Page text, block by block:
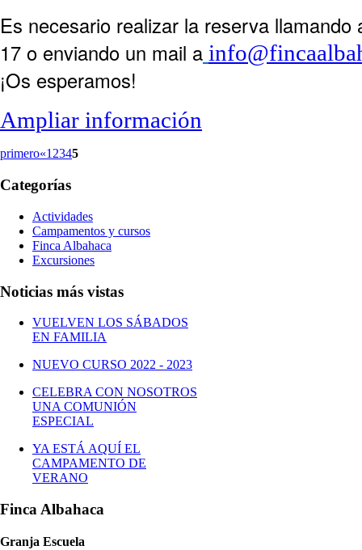
Es necesario realizar la reserva
17 o enviando un mail a
¡Os esperamos!
Ampliar información
primero«12345
Categorías
Actividades
Campamentos y cursos
Finca Albahaca
Excursiones
Noticias más vistas
VUELVEN LOS SÁBADOS
EN FAMILIA
NUEVO CURSO 2022 - 2023
CELEBRA CON NOSOTROS
UNA COMUNIÓN
ESPECIAL
YA ESTÁ AQUÍ EL
CAMPAMENTO DE
VERANO
Finca Albahaca
Granja Escuela